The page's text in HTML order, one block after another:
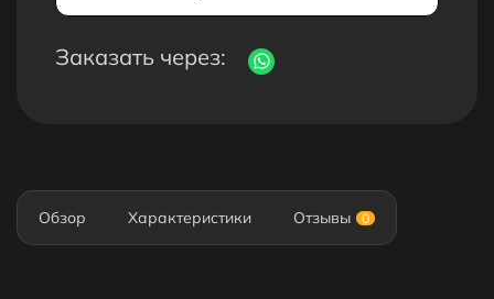
Заказать через:
Обзор Характеристики Отзывы 0